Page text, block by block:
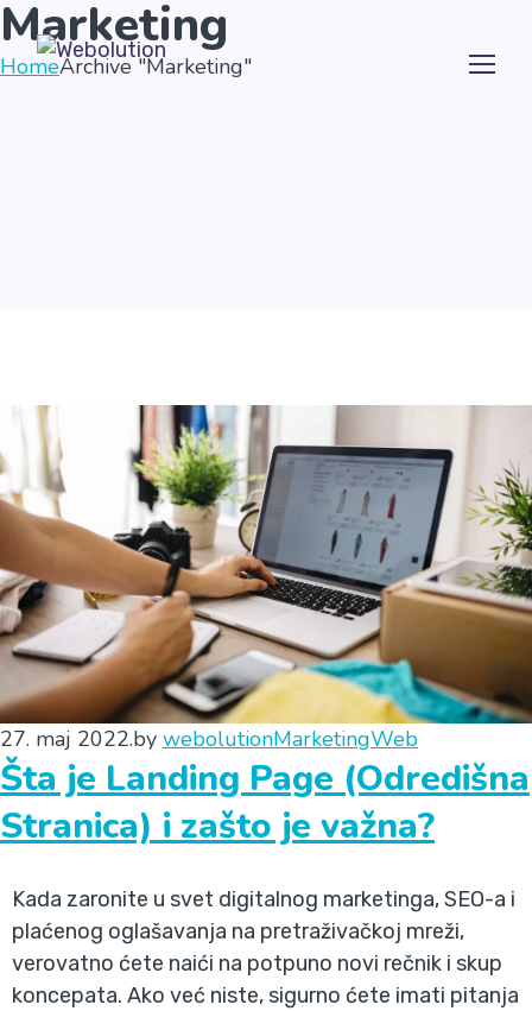
Marketing
HomeArchive "Marketing"
27. maj 2022.by webolutionMarketingWeb
Šta je Landing Page (Odredišna
Stranica) i zašto je važna?
Kada zaronite u svet digitalnog marketinga, SEO-a i
plaćenog oglašavanja na pretraživačkoj mreži,
verovatno ćete naići na potpuno novi rečnik i skup
koncepata. Ako već niste, sigurno ćete imati pitanja